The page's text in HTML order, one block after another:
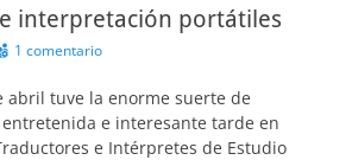
interpretación portátiles
1 comentario
abril tuve la enorme suerte de
e interesante tarde en
e Intérpretes de Estudio